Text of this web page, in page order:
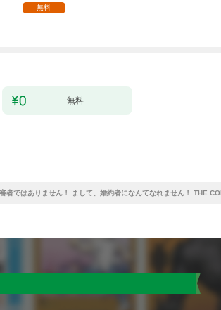
無料
無料
者ではありません！ まして、婚約者になんてなれません！ THE